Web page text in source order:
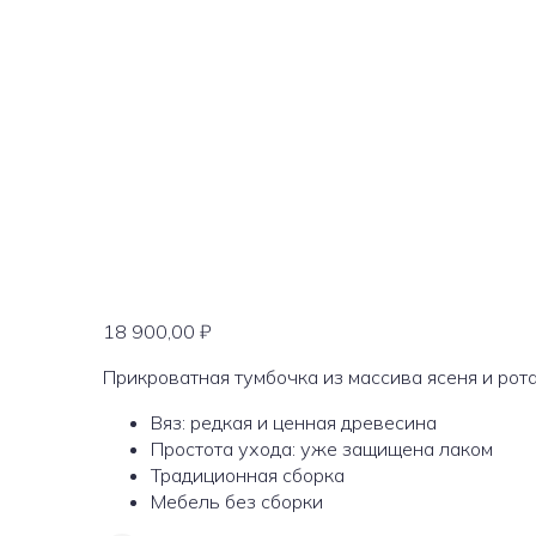
18 900,00 ₽
Прикроватная тумбочка из массива ясеня и
Вяз: редкая и ценная древесина
Простота ухода: уже защищена лаком
Традиционная сборка
Мебель без сборки